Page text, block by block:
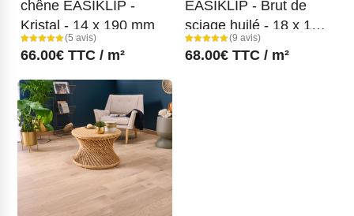
chêne EASIKLIP -
Kristal - 14 x 190 mm
Noté
5.00
5
notations
client
(5 avis)
66.00€ TTC / m²
EASIKLIP - Brut de
sciage huilé - 18 x 150
mm
Noté
5.00
9
(9 avis)
68.00€ TTC / m²